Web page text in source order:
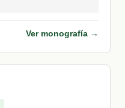
Ver monografía →